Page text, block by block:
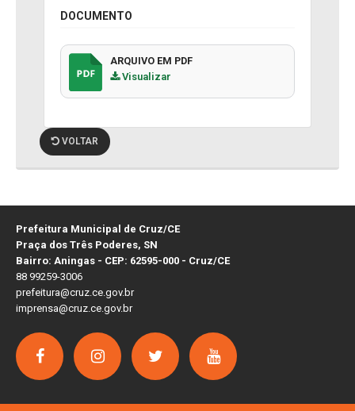
DOCUMENTO
ARQUIVO EM PDF
Visualizar
VOLTAR
Prefeitura Municipal de Cruz/CE
Praça dos Três Poderes, SN
Bairro: Aningas - CEP: 62595-000 - Cruz/CE
88 99259-3006
prefeitura@cruz.ce.gov.br
imprensa@cruz.ce.gov.br